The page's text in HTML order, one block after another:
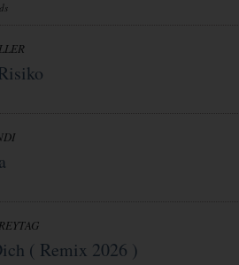
( Remix 2026 )